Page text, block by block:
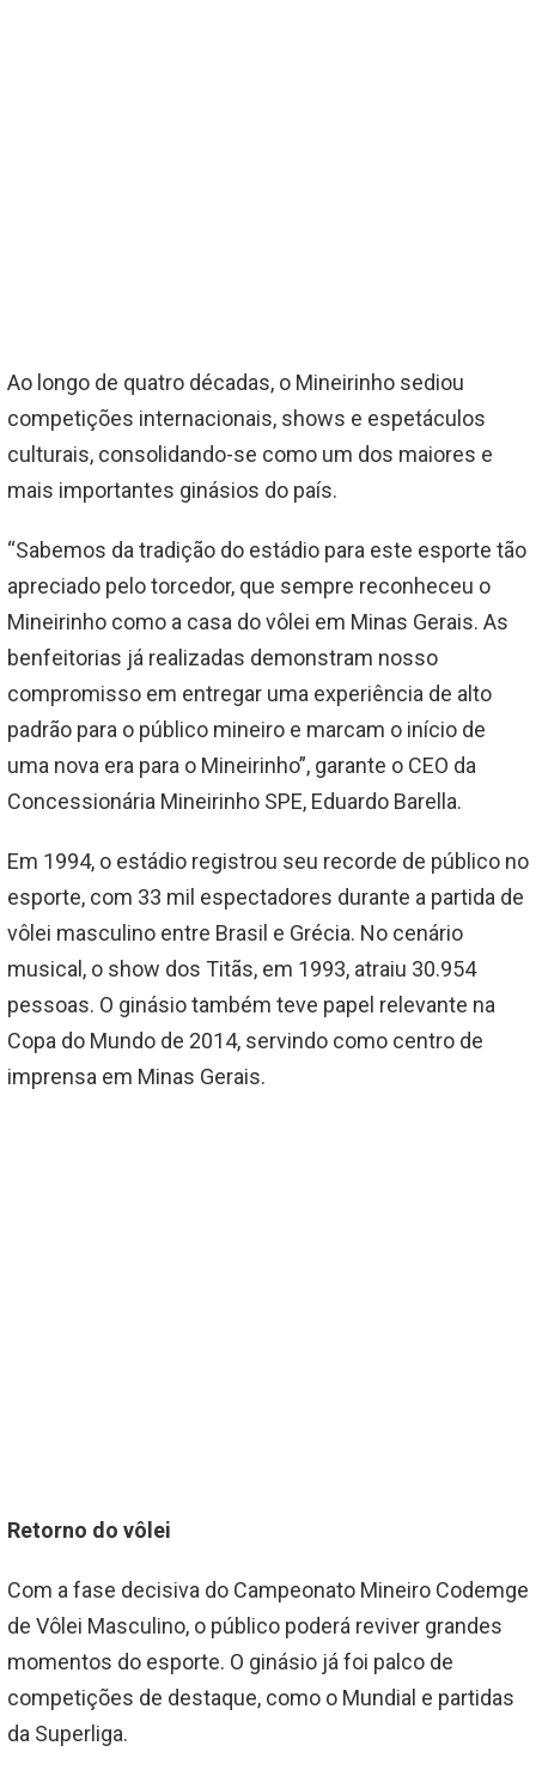
Ao longo de quatro décadas, o Mineirinho sediou
competições internacionais, shows e espetáculos
culturais, consolidando-se como um dos maiores e
mais importantes ginásios do país.
“Sabemos da tradição do estádio para este esporte tão
apreciado pelo torcedor, que sempre reconheceu o
Mineirinho como a casa do vôlei em Minas Gerais. As
benfeitorias já realizadas demonstram nosso
compromisso em entregar uma experiência de alto
padrão para o público mineiro e marcam o início de
uma nova era para o Mineirinho”, garante o CEO da
Concessionária Mineirinho SPE, Eduardo Barella.
Em 1994, o estádio registrou seu recorde de público no
esporte, com 33 mil espectadores durante a partida de
vôlei masculino entre Brasil e Grécia. No cenário
musical, o show dos Titãs, em 1993, atraiu 30.954
pessoas. O ginásio também teve papel relevante na
Copa do Mundo de 2014, servindo como centro de
imprensa em Minas Gerais.
Retorno do vôlei
Com a fase decisiva do Campeonato Mineiro Codemge
de Vôlei Masculino, o público poderá reviver grandes
momentos do esporte. O ginásio já foi palco de
competições de destaque, como o Mundial e partidas
da Superliga.